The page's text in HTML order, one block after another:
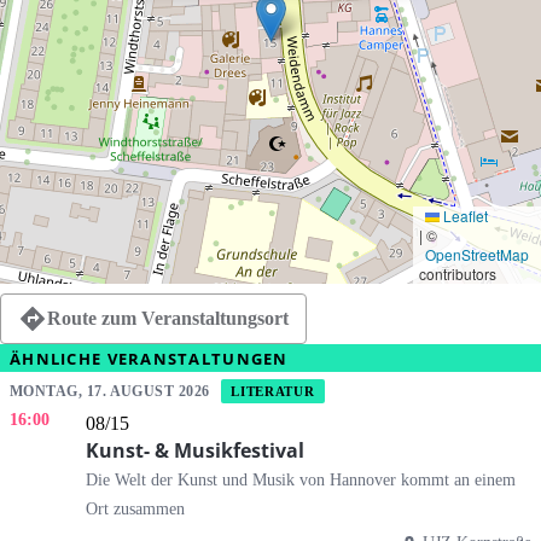
Leaflet
| ©
OpenStreetMap
contributors
Route zum Veranstaltungsort
ÄHNLICHE VERANSTALTUNGEN
MONTAG, 17. AUGUST 2026 LITERATUR
16:00 08/15
Kunst- & Musikfestival
Die Welt der Kunst und Musik von Hannover kommt an einem
Ort zusammen